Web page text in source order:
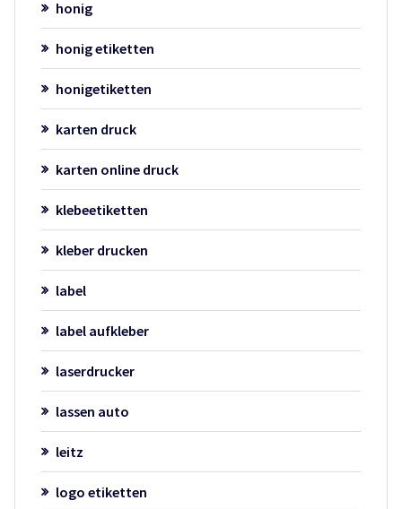
honig
honig etiketten
honigetiketten
karten druck
karten online druck
klebeetiketten
kleber drucken
label
label aufkleber
laserdrucker
lassen auto
leitz
logo etiketten